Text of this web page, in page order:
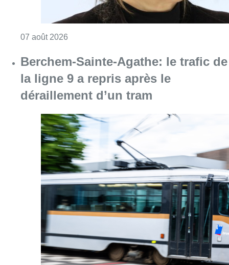
07 août 2026
Berchem-Sainte-Agathe: le trafic de
la ligne 9 a repris après le
déraillement d’un tram